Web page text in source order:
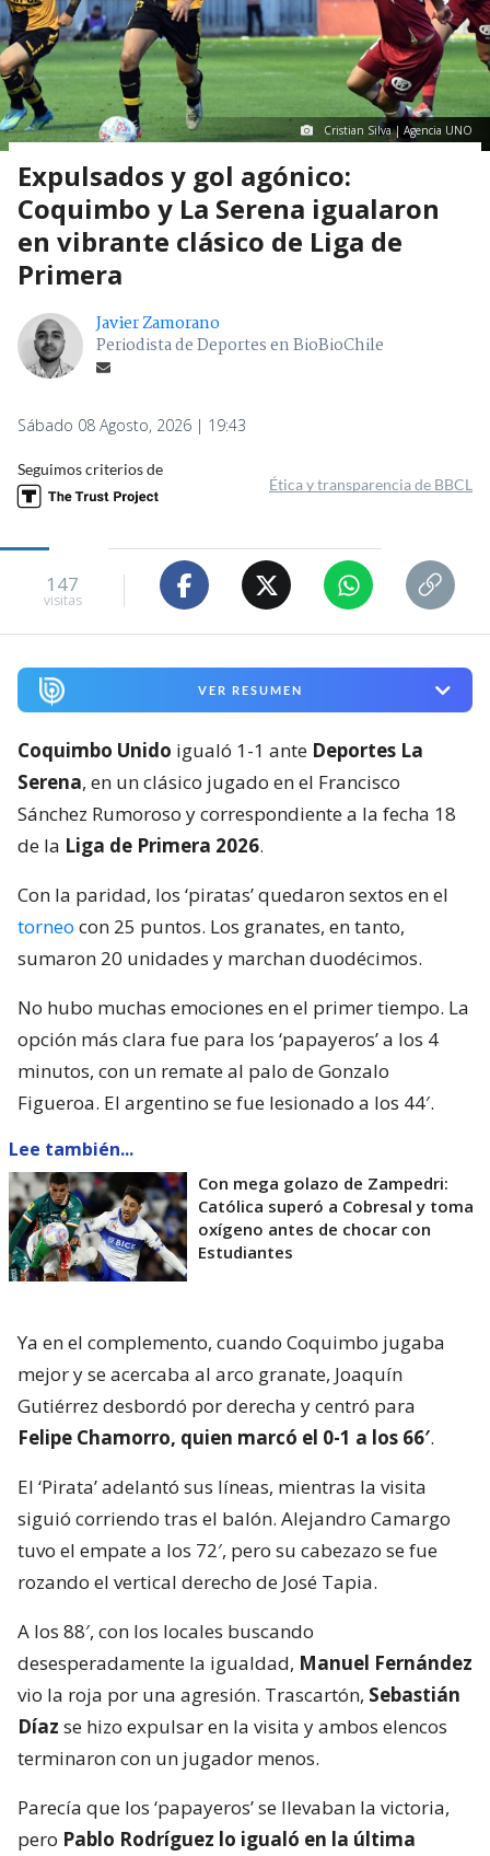
Cristian Silva | Agencia UNO
Expulsados y gol agónico:
Coquimbo y La Serena igualaron
en vibrante clásico de Liga de
Primera
Javier Zamorano
Periodista de Deportes en BioBioChile
Sábado 08 Agosto, 2026 | 19:43
Seguimos criterios de
Ética y transparencia de BBCL
147
visitas
VER RESUMEN
Coquimbo Unido igualó 1-1 ante Deportes La
Serena, en un clásico jugado en el Francisco
Sánchez Rumoroso y correspondiente a la fecha 18
de la Liga de Primera 2026.
Con la paridad, los ‘piratas’ quedaron sextos en el
torneo con 25 puntos. Los granates, en tanto,
sumaron 20 unidades y marchan duodécimos.
No hubo muchas emociones en el primer tiempo. La
opción más clara fue para los ‘papayeros’ a los 4
minutos, con un remate al palo de Gonzalo
Figueroa. El argentino se fue lesionado a los 44′.
Lee también...
Con mega golazo de Zampedri:
Católica superó a Cobresal y toma
oxígeno antes de chocar con
Estudiantes
Ya en el complemento, cuando Coquimbo jugaba
mejor y se acercaba al arco granate, Joaquín
Gutiérrez desbordó por derecha y centró para
Felipe Chamorro, quien marcó el 0-1 a los 66′.
El ‘Pirata’ adelantó sus líneas, mientras la visita
siguió corriendo tras el balón. Alejandro Camargo
tuvo el empate a los 72′, pero su cabezazo se fue
rozando el vertical derecho de José Tapia.
A los 88′, con los locales buscando
desesperadamente la igualdad, Manuel Fernández
vio la roja por una agresión. Trascartón, Sebastián
Díaz se hizo expulsar en la visita y ambos elencos
terminaron con un jugador menos.
Parecía que los ‘papayeros’ se llevaban la victoria,
pero Pablo Rodríguez lo igualó en la última